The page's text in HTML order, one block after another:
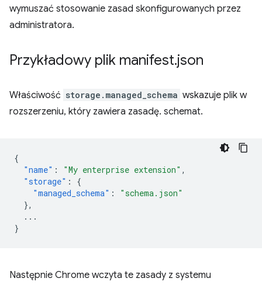
wymuszać stosowanie zasad skonfigurowanych przez
administratora.
Przykładowy plik manifest.json
Właściwość storage.managed_schema wskazuje plik w
rozszerzeniu, który zawiera zasadę. schemat.
{
"name" : "My enterprise extension" ,
"storage" :
{
"managed_schema" :
"schema.json"
},
...
}
Następnie Chrome wczyta te zasady z systemu